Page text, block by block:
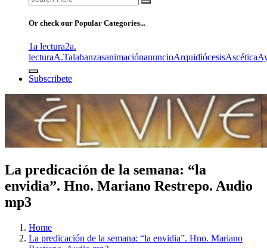
for:
Or check our Popular Categories...
1a lectura2a.
lecturaA.TalabanzasanimaciónanuncioArquidiócesisAscética
Subscribete
La predicación de la semana: “la
envidia”. Hno. Mariano Restrepo. Audio
mp3
Home
La predicación de la semana: “la envidia”. Hno. Mariano